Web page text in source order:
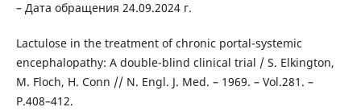
– Дата обращения 24.09.2024 г.
Lactulose in the treatment of chronic portal-systemic
encephalopathy: A double-blind clinical trial / S. Elkington,
M. Floch, H. Conn // N. Engl. J. Med. – 1969. – Vol.281. –
Р.408–412.